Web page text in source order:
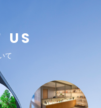
US
て